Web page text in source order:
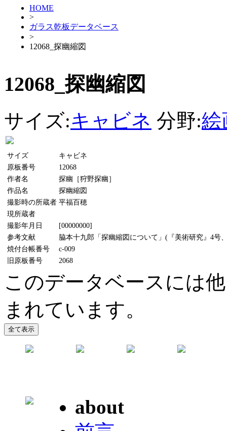
HOME
>
ガラス乾板データベース
>
12068_探幽縮図
12068_探幽縮図
サイズ:キャビネ 分野:絵
サイズ
キャビネ
原板番号
12068
作者名
探幽［狩野探幽］
作品名
探幽縮図
撮影時の所蔵者 平福百穂
現所蔵者
撮影年月日
[00000000]
参考文献
脇本十九郎「探幽縮図について」(『美術研究』4号
焼付台帳番号
c-009
旧原板番号
2068
このデータベースには
まれています。
about